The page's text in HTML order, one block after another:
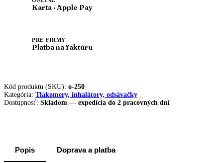
Karta · Apple Pay
PRE FIRMY
Platba na faktúru
Kód produktu (SKU): o-250
Kategória: Tlakomery, inhalátory, odsávačky
Dostupnosť: Skladom — expedícia do 2 pracovných dní
Popis Doprava a platba